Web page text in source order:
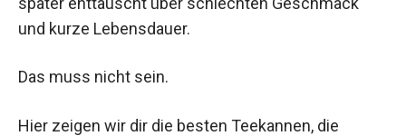
und kurze Lebensdauer.
Das muss nicht sein.
Hier zeigen wir dir die besten Teekannen, die